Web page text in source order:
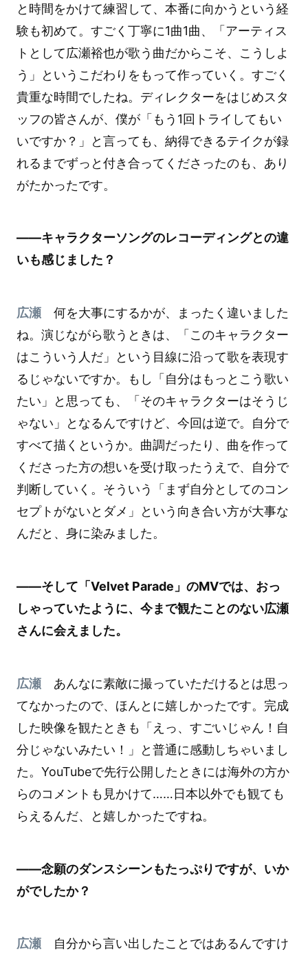
と時間をかけて練習して、本番に向かうという経
験も初めて。すごく丁寧に1曲1曲、「アーティス
トとして広瀬裕也が歌う曲だからこそ、こうしよ
う」というこだわりをもって作っていく。すごく
貴重な時間でしたね。ディレクターをはじめスタ
ッフの皆さんが、僕が「もう1回トライしてもい
いですか？」と言っても、納得できるテイクが録
れるまでずっと付き合ってくださったのも、あり
がたかったです。
――キャラクターソングのレコーディングとの違
いも感じました？
広瀬何を大事にするかが、まったく違いました
ね。演じながら歌うときは、「このキャラクター
はこういう人だ」という目線に沿って歌を表現す
るじゃないですか。もし「自分はもっとこう歌い
たい」と思っても、「そのキャラクターはそうじ
ゃない」となるんですけど、今回は逆で。自分で
すべて描くというか。曲調だったり、曲を作って
くださった方の想いを受け取ったうえで、自分で
判断していく。そういう「まず自分としてのコン
セプトがないとダメ」という向き合い方が大事な
んだと、身に染みました。
――そして「Velvet Parade」のMVでは、おっ
しゃっていたように、今まで観たことのない広瀬
さんに会えました。
広瀬あんなに素敵に撮っていただけるとは思っ
てなかったので、ほんとに嬉しかったです。完成
した映像を観たときも「えっ、すごいじゃん！自
分じゃないみたい！」と普通に感動しちゃいまし
た。YouTubeで先行公開したときには海外の方か
らのコメントも見かけて……日本以外でも観ても
らえるんだ、と嬉しかったですね。
――念願のダンスシーンもたっぷりですが、いか
がでしたか？
広瀬自分から言い出したことではあるんですけ